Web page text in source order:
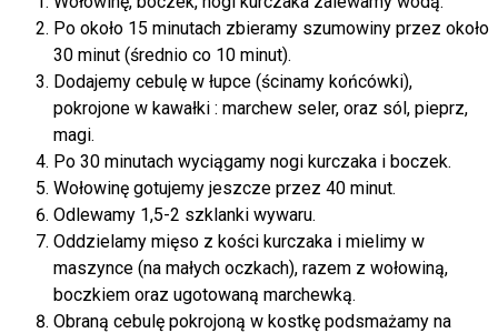
Po około 15 minutach zbieramy szumowiny przez około
30 minut (średnio co 10 minut).
Dodajemy cebulę w łupce (ścinamy końcówki),
pokrojone w kawałki : marchew seler, oraz sól, pieprz,
magi.
Po 30 minutach wyciągamy nogi kurczaka i boczek.
Wołowinę gotujemy jeszcze przez 40 minut.
Odlewamy 1,5-2 szklanki wywaru.
Oddzielamy mięso z kości kurczaka i mielimy w
maszynce (na małych oczkach), razem z wołowiną,
boczkiem oraz ugotowaną marchewką.
Obraną cebulę pokrojoną w kostkę podsmażamy na